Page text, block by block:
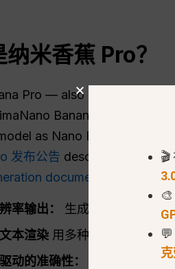
米香蕉 Pro？
Pro — also called Gemini
Banana Pro is
as Nano Banana 2,
发布公告 describes the Pro
documentation
率输出：
生成高达 4K 的图
本渲染 用多种语言制作清晰
动的准确性：
利用 Google